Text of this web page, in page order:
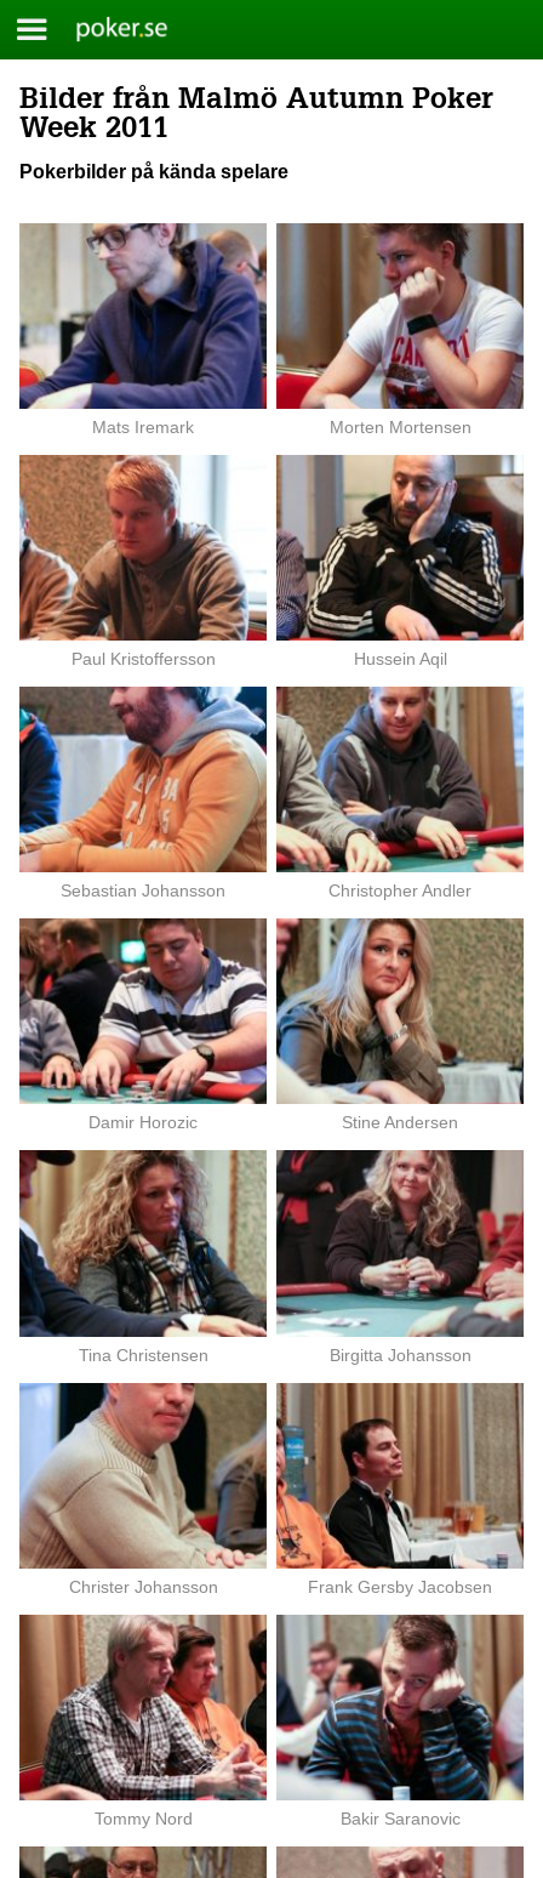
Skip
to
Meny
Poker.se
Bilder från Malmö Autumn Poker
Week 2011
Pokerbilder på kända spelare
Mats Iremark Morten Mortensen
Paul Kristoffersson Hussein Aqil
Sebastian Johansson Christopher Andler
Damir Horozic Stine Andersen
Tina Christensen Birgitta Johansson
Christer Johansson Frank Gersby Jacobsen
Tommy Nord Bakir Saranovic